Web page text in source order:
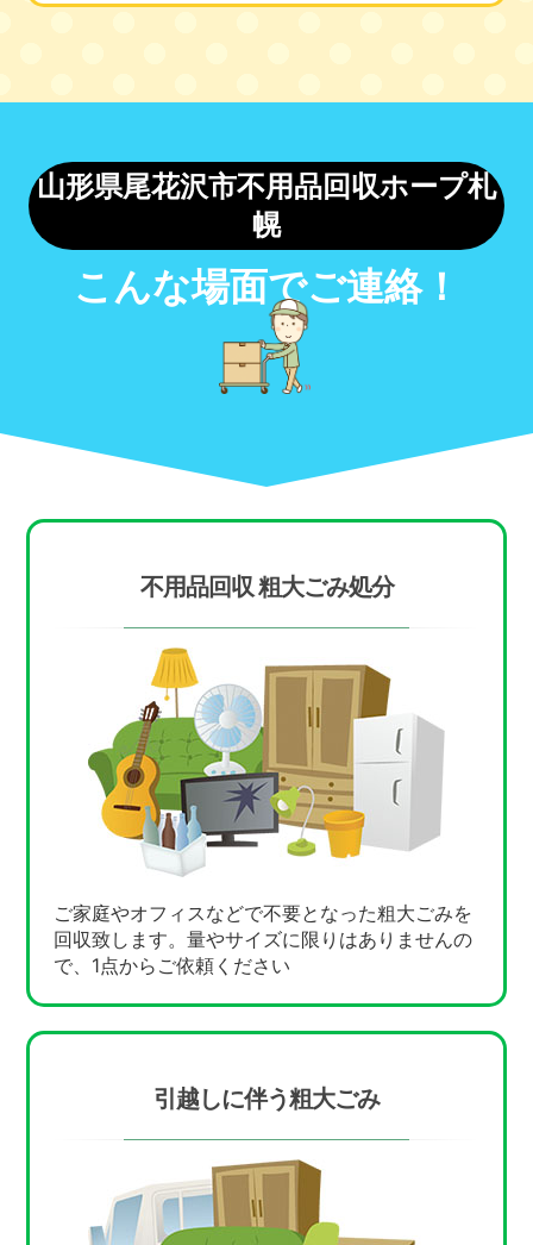
山形県尾花沢市不用品回収ホープ札
幌
こんな場面でご連絡！
不用品回収 粗大ごみ処分
ご家庭やオフィスなどで不要となった粗大ごみを
回収致します。量やサイズに限りはありませんの
で、1点からご依頼ください
引越しに伴う粗大ごみ